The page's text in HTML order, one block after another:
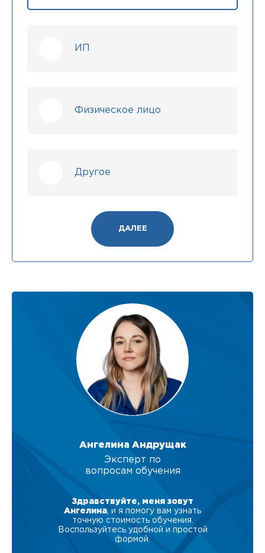
ИП
Физическое лицо
Другое
ДАЛЕЕ
Ангелина Андрущак
Эксперт по
вопросам обучения
Здравствуйте, меня зовут
Ангелина , и я помогу вам узнать
точную стоимость обучения.
Воспользуйтесь удобной и простой
формой.